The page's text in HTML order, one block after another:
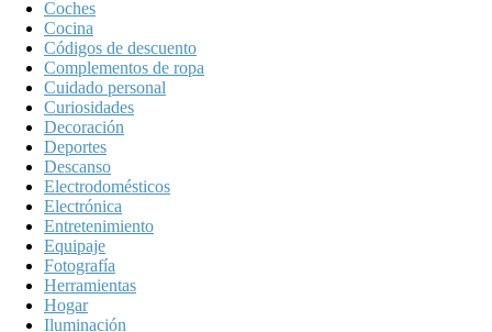
Coches
Cocina
Códigos de descuento
Complementos de ropa
Cuidado personal
Curiosidades
Decoración
Deportes
Descanso
Electrodomésticos
Electrónica
Entretenimiento
Equipaje
Fotografía
Herramientas
Hogar
Iluminación